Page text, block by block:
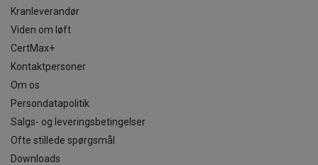
Kranleverandør
Viden om løft
CertMax+
Kontaktpersoner
Om os
Persondatapolitik
Salgs- og leveringsbetingelser
Ofte stillede spørgsmål
Downloads